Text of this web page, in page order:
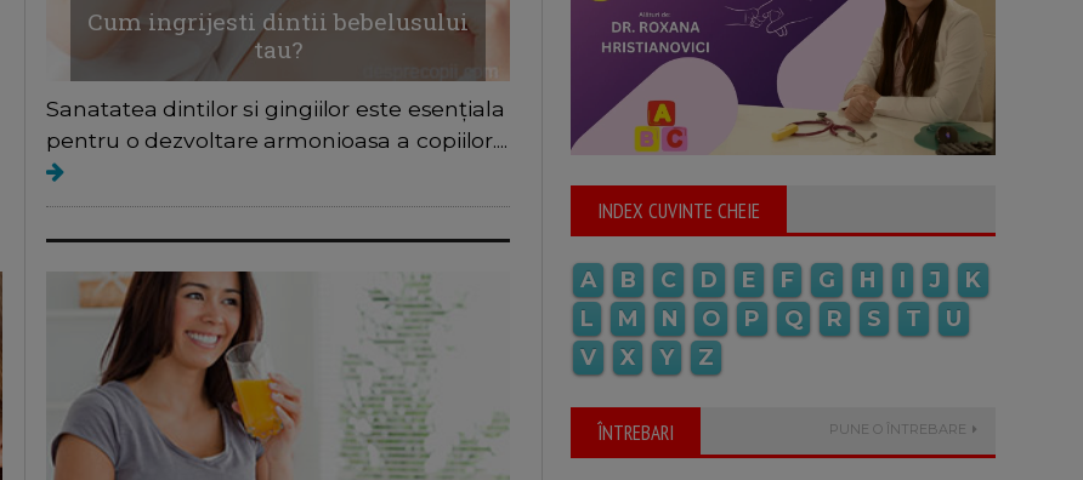
Cum ingrijesti dintii bebelusului
tau?
Sanatatea dintilor si gingiilor este esențiala
pentru o dezvoltare armonioasa a copiilor....
INDEX CUVINTE CHEIE
A B C D E F G H I J
K
L
M N O P Q R S T
U
V
X Y Z
ÎNTREBARI PUNE O ÎNTREBARE